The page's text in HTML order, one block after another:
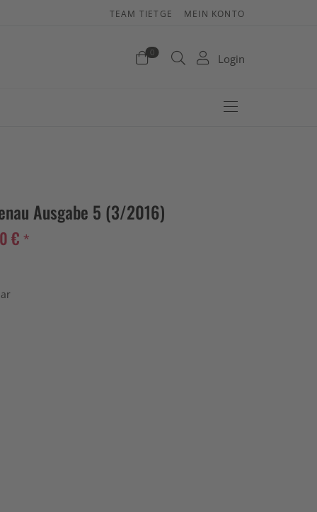
TEAM TIETGE MEIN KONTO
0 Login
Ausgabe 5 (3/2016)
€ *